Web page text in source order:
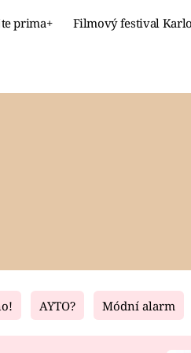
prima+ Filmový festival
Living
AYTO? Módní alarm